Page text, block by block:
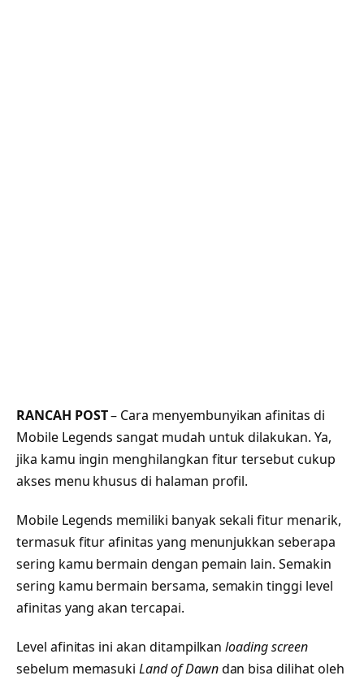
RANCAH POST– Cara menyembunyikan afinitas di
Mobile Legends sangat mudah untuk dilakukan. Ya,
jika kamu ingin menghilangkan fitur tersebut cukup
akses menu khusus di halaman profil.
Mobile Legends memiliki banyak sekali fitur menarik,
termasuk fitur afinitas yang menunjukkan seberapa
sering kamu bermain dengan pemain lain. Semakin
sering kamu bermain bersama, semakin tinggi level
afinitas yang akan tercapai.
Level afinitas ini akan ditampilkanloading screen
sebelum memasukiLand of Dawndan bisa dilihat oleh